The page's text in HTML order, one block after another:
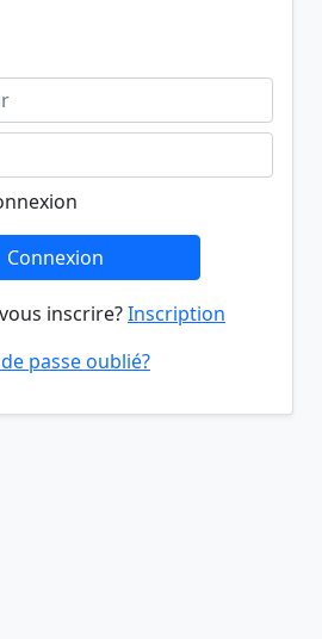
Connexion
inscrire?Inscription
passe oublié?